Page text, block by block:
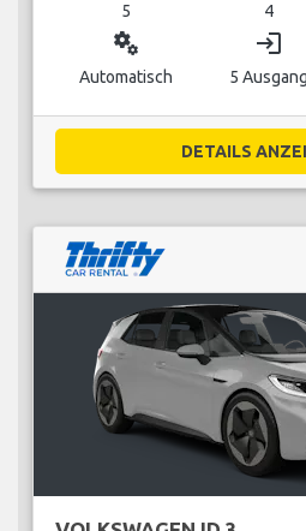
5 4
miscellaneous_services
Automatisch
login
5 Ausgang
DETAILS